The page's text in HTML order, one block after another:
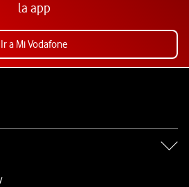
la app
Ir a Mi Vodafone
sociales de Vodafone